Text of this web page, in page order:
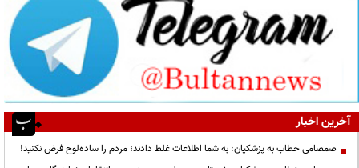
آخرین اخبار
صمصامی خطاب به پزشکیان: به شما اطلاعات غلط دادند؛ مردم را ساده‌لوح فرض نکنید!